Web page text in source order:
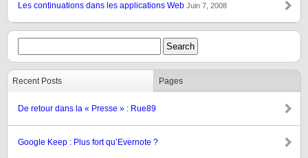
Les continuations dans les applications Web Juin 7, 2008
Recent Posts Pages
De retour dans la « Presse » : Rue89
Google Keep : Plus fort qu’Evernote ?